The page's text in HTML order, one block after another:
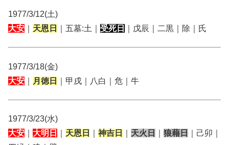
1977/3/12(土)
大安
天恩日 ｜五墓:土｜ 受死日 ｜戊辰｜二黒｜除｜氏
1977/3/18(金)
大安
月徳日 ｜甲戌｜八白｜危｜牛
1977/3/23(水)
大安
大明日 天恩日 神吉日 天火日 狼藉日
｜己卯｜